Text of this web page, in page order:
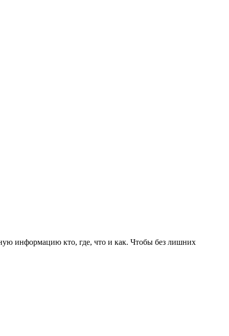
информацию кто, где, что и как. Чтобы без лишних